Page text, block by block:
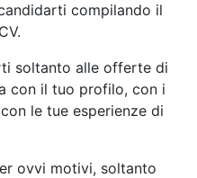
compilando il
soltanto alle offerte di
con il tuo profilo, con i
le tue esperienze di
ovvi motivi, soltanto